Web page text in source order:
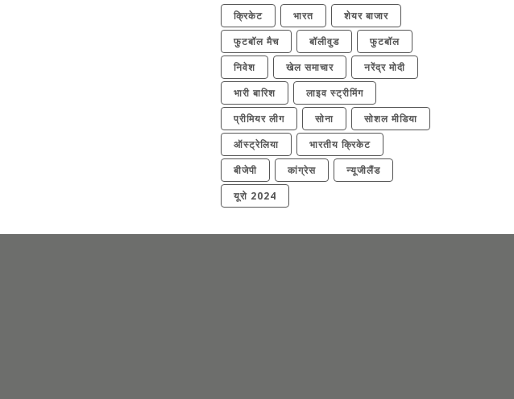
क्रिकेट भारत
शेयर बाजार
फुटबॉल मैच
बॉलीवुड
फुटबॉल
निवेश
खेल समाचार
नरेंद्र मोदी
भारी बारिश
लाइव स्ट्रीमिंग
प्रीमियर लीग
सोना
सोशल मीडिया
ऑस्ट्रेलिया
भारतीय क्रिकेट
बीजेपी
कांग्रेस
न्यूजीलैंड
यूरो 2024